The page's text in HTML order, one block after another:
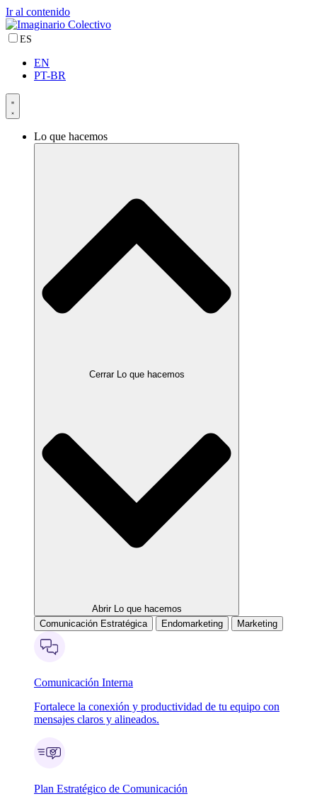
Ir al contenido
ES
EN
PT-BR
Lo que hacemos
Cerrar Lo que hacemos
Abrir Lo que hacemos
Comunicación Estratégica
Endomarketing Marketing
Comunicación Interna
Fortalece la conexión y productividad de tu equipo con
mensajes claros y alineados.
Plan Estratégico de Comunicación